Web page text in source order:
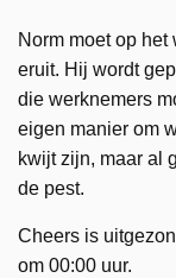
Norm moet op
eruit. Hij wordt
die werknemers
eigen manier om
kwijt zijn, maar al
de pest.
Cheers is
om 00:00 uur.